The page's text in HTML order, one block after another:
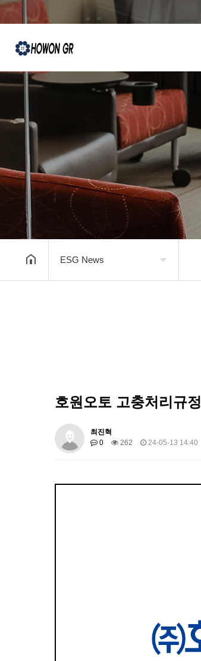
ESG News
ESG News
Schedule Management
호원오토 고충처리규정
최진혁
0
262 24-05-13 14:40